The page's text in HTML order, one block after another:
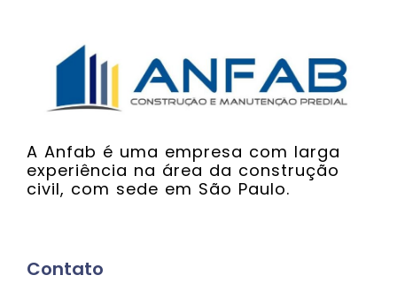
A Anfab é uma empresa com larga
experiência na área da construção
civil, com sede em São Paulo.
Contato